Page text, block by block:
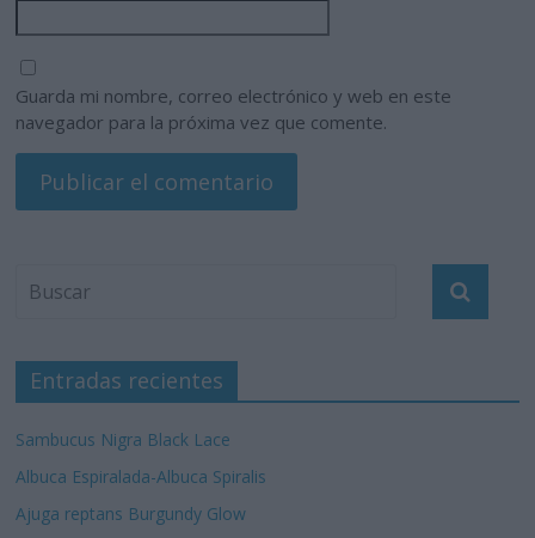
Guarda mi nombre, correo electrónico y web en este
navegador para la próxima vez que comente.
Entradas recientes
Sambucus Nigra Black Lace
Albuca Espiralada-Albuca Spiralis
Ajuga reptans Burgundy Glow